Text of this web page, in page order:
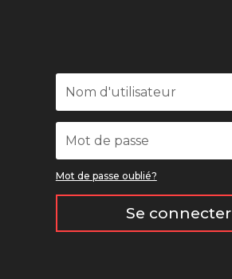
Mot de passe oublié?
Se connecter